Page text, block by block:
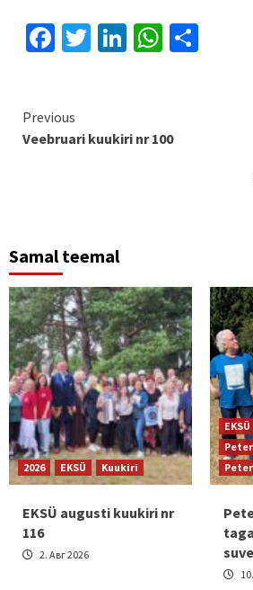
Facebook
Twitter
LinkedIn
Continue
Reading
Previous
Veebruari kuukiri nr 100
Samal teemal
2026 EKSÜ Kuukiri
EKSÜ augusti kuukiri nr
116
2. Авг 2026
EKSÜ